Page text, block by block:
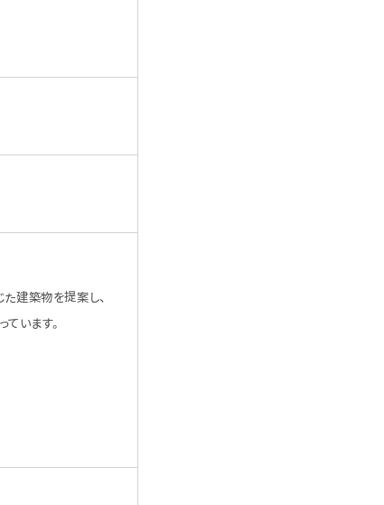
建築物を提案し、
ています。